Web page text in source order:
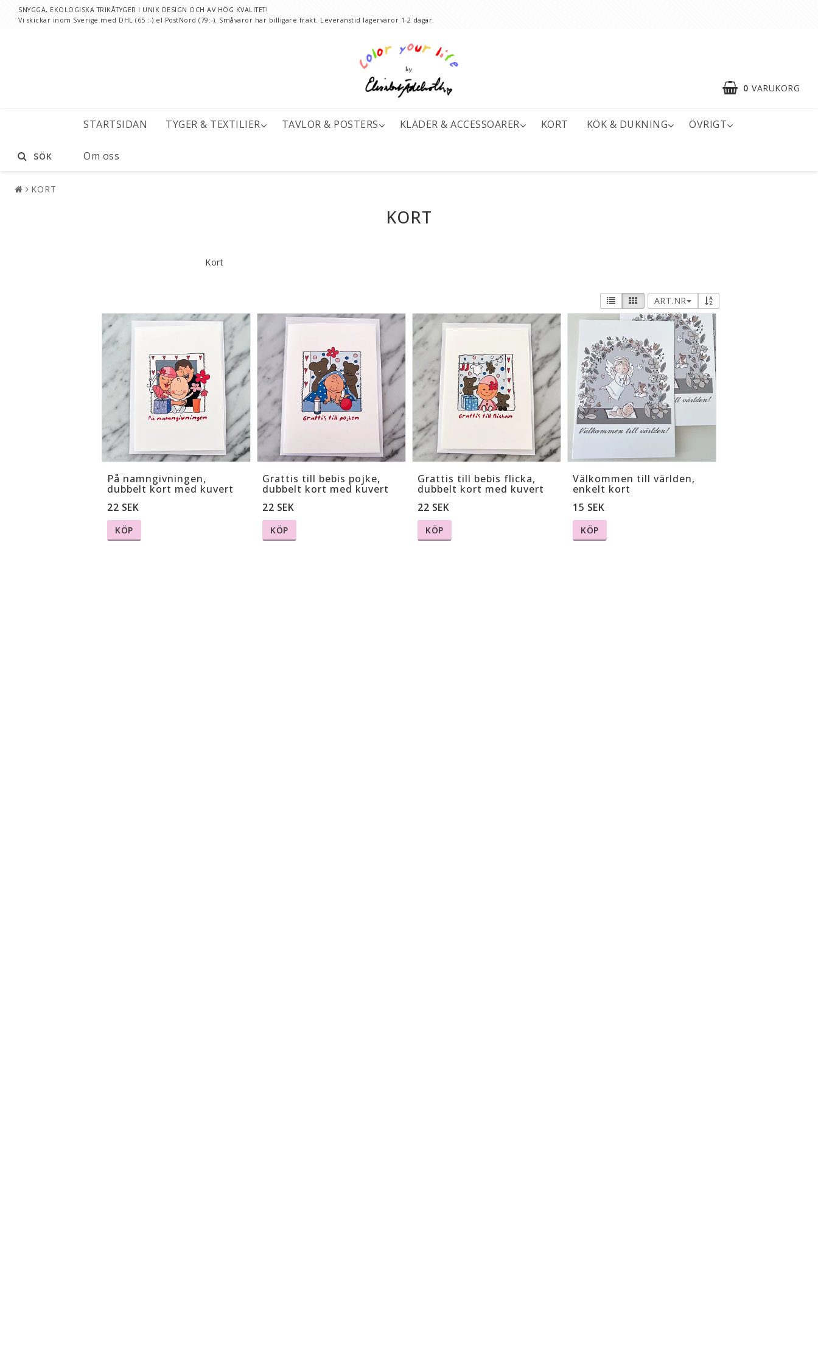
SNYGGA, EKOLOGISKA TRIKÅTYGER I UNIK DESIGN OCH AV HÖG KVALITET!
Vi skickar inom Sverige med DHL (65 :-) el PostNord (79:-). Småvaror har billigare frakt. Leveranstid lagervaror 1-2 dagar.
0 VARUKORG
STARTSIDAN TYGER & TEXTILIER TAVLOR & POSTERS KLÄDER & ACCESSOARER KORT KÖK & DUKNING ÖVRIGT
Om oss
SÖK
KORT
KORT
Kort
ART.NR
På namngivningen,
dubbelt kort med kuvert
22 SEK
KÖP
Grattis till bebis pojke,
dubbelt kort med kuvert
22 SEK
KÖP
Grattis till bebis flicka,
dubbelt kort med kuvert
22 SEK
KÖP
Välkommen till världen,
enkelt kort
15 SEK
KÖP